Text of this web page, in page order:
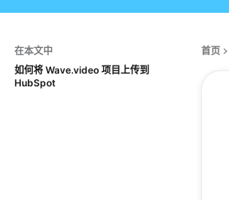
在本文中
如何将 Wave.video 项目上传到
HubSpot
首页